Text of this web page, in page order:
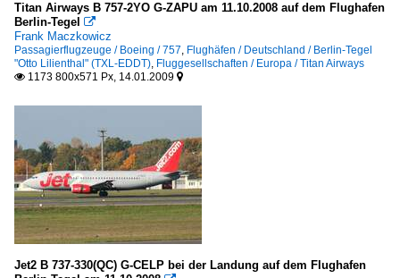
Titan Airways B 757-2YO G-ZAPU am 11.10.2008 auf dem Flughafen
Berlin-Tegel

Frank Maczkowicz
Passagierflugzeuge / Boeing / 757, Flughäfen / Deutschland / Berlin-Tegel
"Otto Lilienthal" (TXL-EDDT), Fluggesellschaften / Europa / Titan Airways
 1173 800x571 Px, 14.01.2009 
Jet2 B 737-330(QC) G-CELP bei der Landung auf dem Flughafen